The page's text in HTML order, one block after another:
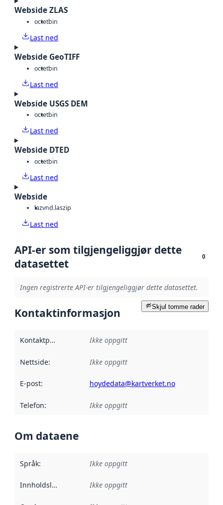
Webside ZLAS
octetbin
Last ned
Webside GeoTIFF
octetbin
Last ned
Webside USGS DEM
octetbin
Last ned
Webside DTED
octetbin
Last ned
Webside
lazvnd.laszip
Last ned
API-er som tilgjengeliggjør dette
datasettet
0
Ingen registrerte API-er tilgjengeliggjør dette datasettet.
Skjul tomme rader
Kontaktinformasjon
Kontaktpunkt Ikke oppgitt
Nettside: Ikke oppgitt
E-post: hoydedata@kartverket.no
Telefon: Ikke oppgitt
Om dataene
Språk: Ikke oppgitt
Innholdsleverandører :
Ikke oppgitt